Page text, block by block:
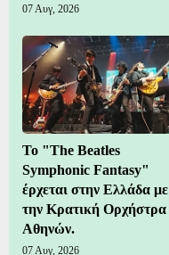
07 Αυγ, 2026
Το "The Beatles
Symphonic Fantasy"
έρχεται στην Ελλάδα με
την Κρατική Ορχήστρα
Αθηνών.
07 Αυγ, 2026